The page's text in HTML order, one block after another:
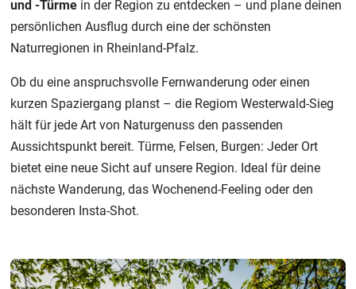
und -Türme in der Region zu entdecken – und plane deinen
persönlichen Ausflug durch eine der schönsten
Naturregionen in Rheinland-Pfalz.
Ob du eine anspruchsvolle Fernwanderung oder einen
kurzen Spaziergang planst – die Regiom Westerwald-Sieg
hält für jede Art von Naturgenuss den passenden
Aussichtspunkt bereit. Türme, Felsen, Burgen: Jeder Ort
bietet eine neue Sicht auf unsere Region. Ideal für deine
nächste Wanderung, das Wochenend-Feeling oder den
besonderen Insta-Shot.